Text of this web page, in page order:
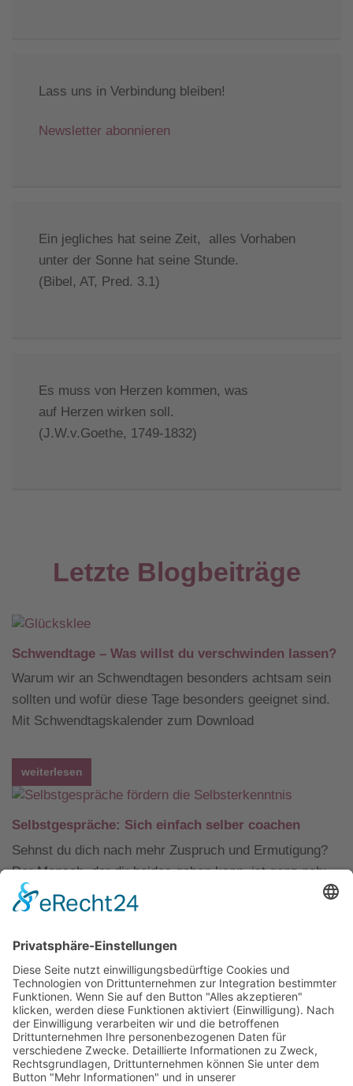
Lass uns in Verbindung bleiben!
Newsletter abonnieren
Ein jegliches hat seine Zeit, alles Vorhaben
unter der Sonne hat seine Stunde.
(Bibel, AT, Pred. 3.1)
Es muss von Herzen kommen, was
auf Herzen wirken soll.
(J.W.v.Goethe, 1749-1832)
Letzte Blogbeiträge
Schwendtage – Was willst du verschwinden lassen?
Warum wir an Schwendtagen besonders achtsam sein
sollten und wofür diese Tage besonders geeignet sind.
Mit Schwendtagskalender zum Download
weiterlesen
Selbstgespräche: Sich einfach selber coachen
Sehnst du dich nach mehr Zuspruch und Ermutigung?
Der Mensch, der dir beides geben kann, ist ganz nah:
Du bist es selbst.
weiterlesen
Wirkt sofort: So verändert Akzeptanz dein Leben
Akzeptanz gehört zu den wirksamen Selbsthilfe-Tools,
doch sie wird oft falsch verstanden. Dabei braucht es